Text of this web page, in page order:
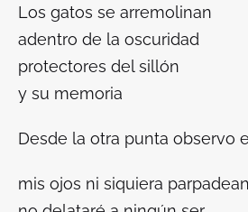
Los gatos se arremolinan
adentro de la oscuridad
protectores del sillón
y su memoria
Desde la otra punta observo
mis ojos ni siquiera parpadean